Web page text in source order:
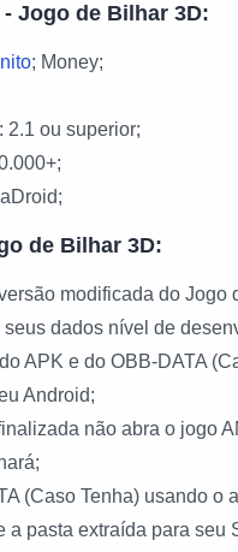
Jogo de Bilhar 3D:
; Money;
2.1 ou superior;
de Bilhar 3D:
modificada do
seus dados nível de
APK e do OBB-DATA
Android;
não abra o jogo
(Caso Tenha) usando
a pasta extraída para seu